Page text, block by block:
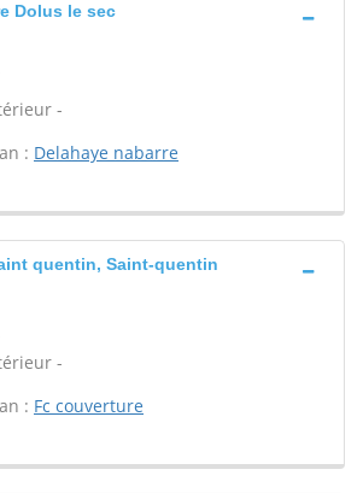
Dolus le sec
-
: Delahaye nabarre
quentin, Saint-quentin
-
: Fc couverture